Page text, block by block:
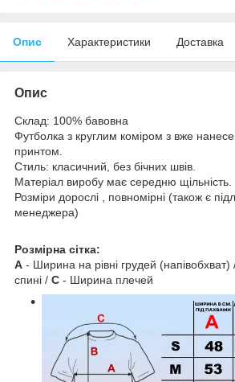
Опис Характеристики Доставка
Опис
Склад: 100% бавовна
Футболка з круглим коміром з вже
принтом.
Стиль: класичний, без бічних швів.
Матеріал виробу має середню щільність.
Розміри дорослі , повномірні (також є
менеджера)
Розмірна сітка:
A - Ширина на рівні грудей (напівобхват)
спині / C - Ширина плечей